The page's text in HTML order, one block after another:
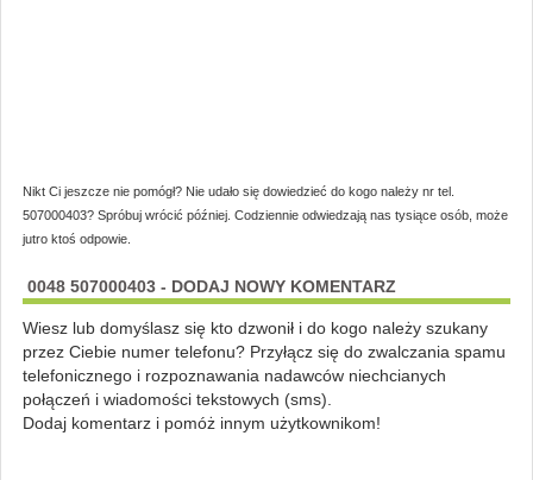
Nikt Ci jeszcze nie pomógł? Nie udało się dowiedzieć do kogo należy nr tel.
507000403? Spróbuj wrócić później. Codziennie odwiedzają nas tysiące osób, może
jutro ktoś odpowie.
0048 507000403 - DODAJ NOWY KOMENTARZ
Wiesz lub domyślasz się kto dzwonił i do kogo należy szukany
przez Ciebie numer telefonu? Przyłącz się do zwalczania spamu
telefonicznego i rozpoznawania nadawców niechcianych
połączeń i wiadomości tekstowych (sms).
Dodaj komentarz i pomóż innym użytkownikom!